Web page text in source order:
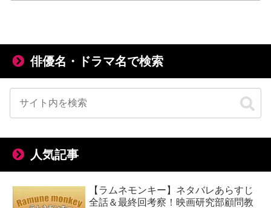
俳優名・ドラマ名で検索
人気記事
【ラムネモンキー】ネタバレあらすじ
全話＆最終回考察！映画研究部顧問教